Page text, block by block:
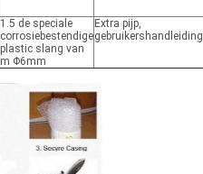
1.5 de speciale
corrosiebestendige
plastic slang van
m Φ6mm
Extra pijp,
gebruikershandleiding